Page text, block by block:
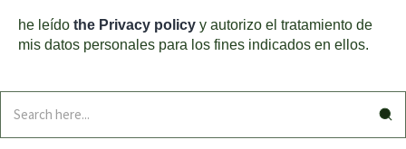
he leído the Privacy policy y autorizo el tratamiento de
mis datos personales para los fines indicados en ellos.